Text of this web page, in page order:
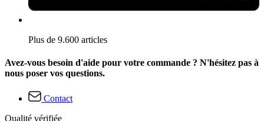
Plus de 9.600 articles
Avez-vous besoin d'aide pour votre commande ? N'hésitez pas à
nous poser vos questions.
Contact
Qualité vérifiée